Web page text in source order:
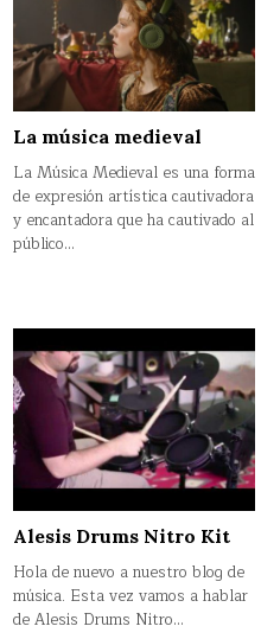
La música medieval
La Música Medieval es una forma
de expresión artística cautivadora
y encantadora que ha cautivado al
público…
Alesis Drums Nitro Kit
Hola de nuevo a nuestro blog de
música. Esta vez vamos a hablar
de Alesis Drums Nitro…